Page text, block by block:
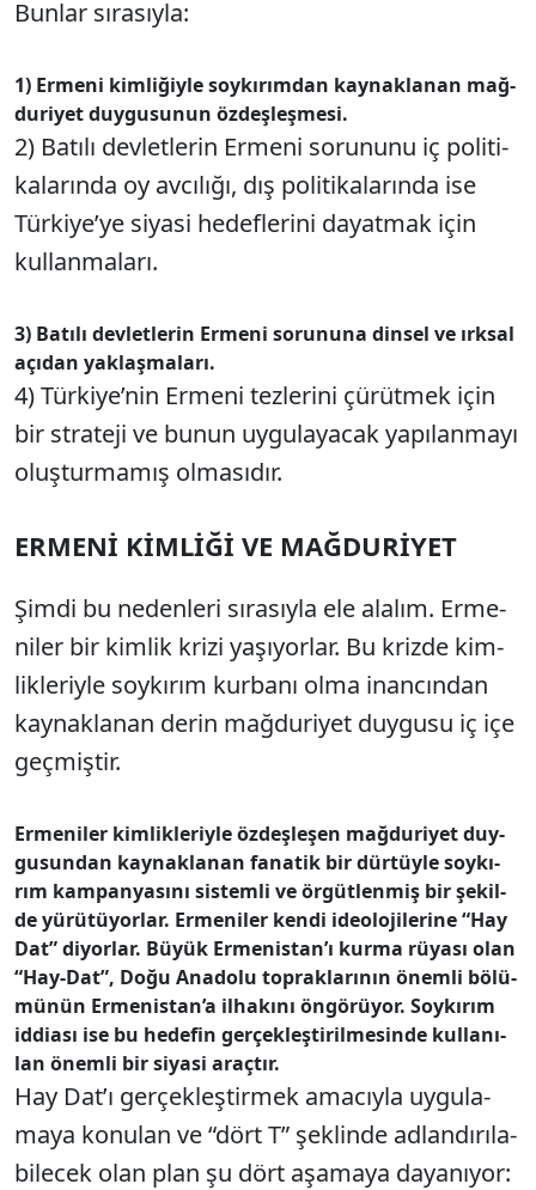
Bun­lar sı­ra­sıy­la:
1) Er­me­ni kim­li­ğiy­le soy­kı­rım­dan kay­nak­la­nan mağ­
du­ri­yet duy­gu­su­nun öz­deş­leş­me­si.
2) Ba­tı­lı dev­let­le­rin Er­me­ni so­ru­nu­nu iç po­li­ti­
ka­la­rın­da oy av­cı­lı­ğı, dış po­li­ti­ka­la­rın­da ise
Tür­ki­ye­’ye si­ya­si he­def­le­ri­ni da­yat­mak için
kul­lan­ma­la­rı.
3) Ba­tı­lı dev­let­le­rin Er­me­ni so­ru­nu­na din­sel ve ırk­sal
açı­dan yak­laş­ma­la­rı.
4) Tür­ki­ye­’nin Er­me­ni tez­le­ri­ni çü­rüt­mek için
bir stra­te­ji ve bu­nun uy­gu­la­ya­cak ya­pı­lan­ma­yı
oluş­tur­ma­mış ol­ma­sı­dır.
ER­ME­Nİ KİM­Lİ­Ğİ VE MAĞ­DU­Rİ­YET
Şim­di bu ne­den­le­ri sı­ra­sıy­la ele ala­lım. Er­me­
ni­ler bir kim­lik kri­zi ya­şı­yor­lar. Bu kriz­de kim­
lik­le­riy­le soy­kı­rım kur­ba­nı ol­ma inan­cın­dan
kay­nak­la­nan de­rin mağ­du­ri­yet duy­gu­su iç içe
geç­miş­tir.
Er­me­ni­ler kim­lik­le­riy­le öz­deş­le­şen mağ­du­ri­yet duy­
gu­sun­dan kay­nak­la­nan fa­na­tik bir dür­tüy­le soy­kı­
rım kam­pan­ya­sı­nı sis­tem­li ve ör­güt­len­miş bir şe­kil­
de yü­rü­tü­yor­lar. Er­me­ni­ler ken­di ide­olo­ji­le­ri­ne “Hay
Da­t” di­yor­lar. Bü­yük Er­me­nis­ta­n’­ı kur­ma rü­ya­sı olan
“Hay-Dat”, Do­ğu Ana­do­lu top­rak­la­rı­nın önem­li bö­lü­
mü­nün Er­me­nis­ta­n’­a il­ha­kı­nı ön­gö­rü­yor. Soy­kı­rı­m
id­di­ası ise bu he­de­fin ger­çek­leş­ti­ril­me­sin­de kul­la­nı­
lan önem­li bir si­ya­si araç­tır.
Hay Da­t’­ı ger­çek­leş­tir­mek ama­cıy­la uy­gu­la­
ma­ya ko­nu­lan ve “dört T” şek­lin­de ad­lan­dı­rı­la­
bi­le­cek olan plan şu dört aşa­ma­ya da­ya­nı­yor: